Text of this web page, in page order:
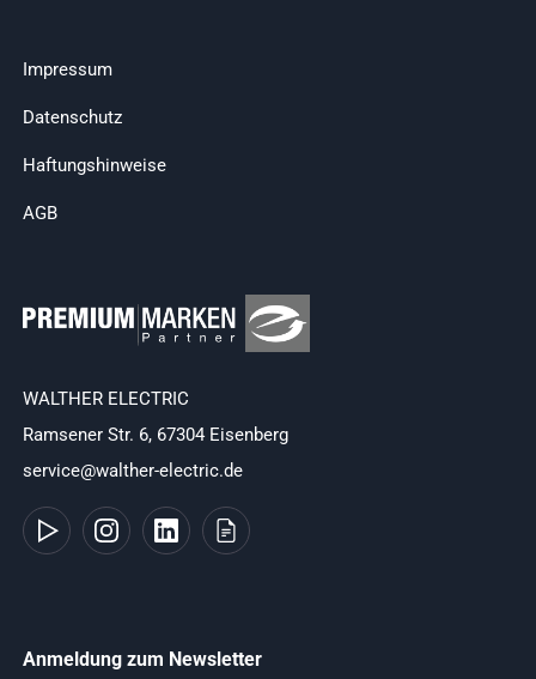
Impressum
Datenschutz
Haftungshinweise
AGB
WALTHER ELECTRIC
Ramsener Str. 6, 67304 Eisenberg
service@walther-electric.de
Anmeldung zum Newsletter